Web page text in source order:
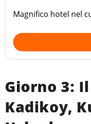
Magnifico hotel nel
Giorno 3:
Kadikoy,